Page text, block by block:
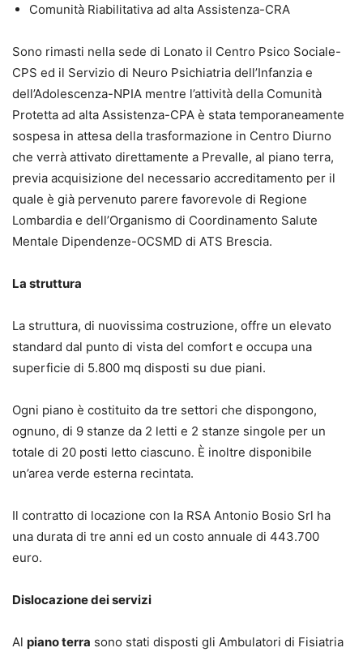
Comunità Riabilitativa ad alta Assistenza-CRA
Sono rimasti nella sede di Lonato il Centro Psico Sociale-
CPS ed il Servizio di Neuro Psichiatria dell’Infanzia e
dell’Adolescenza-NPIA mentre l’attività della Comunità
Protetta ad alta Assistenza-CPA è stata temporaneamente
sospesa in attesa della trasformazione in Centro Diurno
che verrà attivato direttamente a Prevalle, al piano terra,
previa acquisizione del necessario accreditamento per il
quale è già pervenuto parere favorevole di Regione
Lombardia e dell’Organismo di Coordinamento Salute
Mentale Dipendenze-OCSMD di ATS Brescia.
La struttura
La struttura, di nuovissima costruzione, offre un elevato
standard dal punto di vista del comfort e occupa una
superficie di 5.800 mq disposti su due piani.
Ogni piano è costituito da tre settori che dispongono,
ognuno, di 9 stanze da 2 letti e 2 stanze singole per un
totale di 20 posti letto ciascuno. È inoltre disponibile
un’area verde esterna recintata.
Il contratto di locazione con la RSA Antonio Bosio Srl ha
una durata di tre anni ed un costo annuale di 443.700
euro.
Dislocazione dei servizi
Al piano terra sono stati disposti gli Ambulatori di Fisiatria